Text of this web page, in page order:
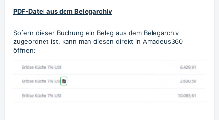
PDF-Datei aus dem Belegarchiv
Sofern dieser Buchung ein Beleg aus dem Belegarchiv
zugeordnet ist, kann man diesen direkt in Amadeus360
öffnen: